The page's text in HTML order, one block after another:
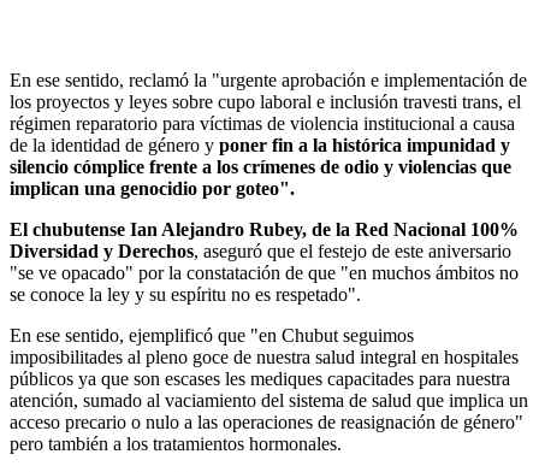
En ese sentido, reclamó la "urgente aprobación e implementación de
los proyectos y leyes sobre cupo laboral e inclusión travesti trans, el
régimen reparatorio para víctimas de violencia institucional a causa
de la identidad de género y poner fin a la histórica impunidad y
silencio cómplice frente a los crímenes de odio y violencias que
implican una genocidio por goteo".
El chubutense Ian Alejandro Rubey, de la Red Nacional 100%
Diversidad y Derechos, aseguró que el festejo de este aniversario
"se ve opacado" por la constatación de que "en muchos ámbitos no
se conoce la ley y su espíritu no es respetado".
En ese sentido, ejemplificó que "en Chubut seguimos
imposibilitades al pleno goce de nuestra salud integral en hospitales
públicos ya que son escases les mediques capacitades para nuestra
atención, sumado al vaciamiento del sistema de salud que implica un
acceso precario o nulo a las operaciones de reasignación de género"
pero también a los tratamientos hormonales.